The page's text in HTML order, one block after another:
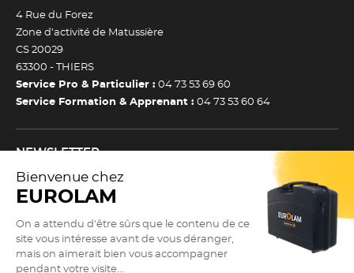
4 Rue du Forez
Zone d’activité de Matussière
CS 20029
63300 - THIERS
Service Pro & Particulier : 04 73 53 69 60
Service Formation & Apprenant : 04 73 53 60 64
NEWSLETTER
Inscrivez-vous à notre newsletter et recevez toutes nos
actualtiés et bons plans.
Je m’inscris à la newsletter
(Esc)
Newsletter